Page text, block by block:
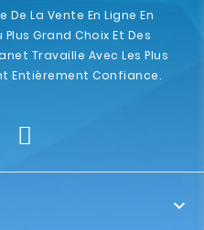
La Vente En Ligne En
Grand Choix Et Des
Travaille Avec Les Plus
Entièrement Confiance.
